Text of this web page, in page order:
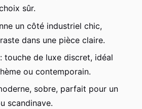
sûr.
un côté industriel chic,
dans une pièce claire.
: touche de luxe discret, idéal
ou contemporain.
sobre, parfait pour un
scandinave.